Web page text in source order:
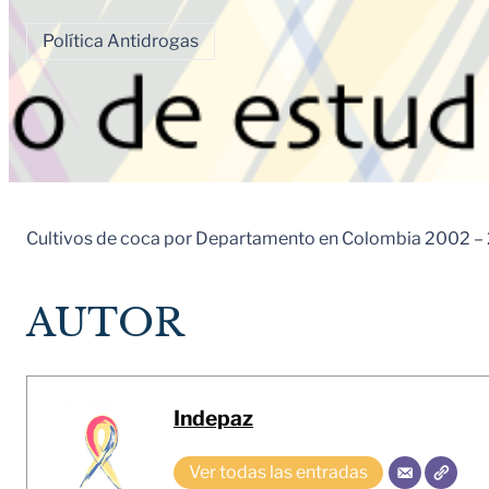
Política Antidrogas
Cultivos de coca por Departamento en Colombia 2002
AUTOR
Indepaz
Ver todas las entradas